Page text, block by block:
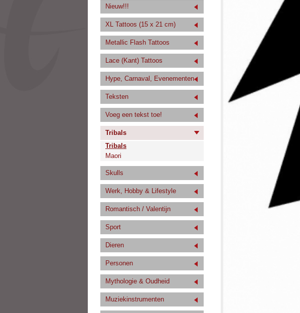
Nieuw!!!
XL Tattoos (15 x 21 cm)
Metallic Flash Tattoos
Lace (Kant) Tattoos
Hype, Carnaval, Evenementen
Teksten
Voeg een tekst toe!
Tribals
Tribals
Maori
Skulls
Werk, Hobby & Lifestyle
Romantisch / Valentijn
Sport
Dieren
Personen
Mythologie & Oudheid
Muziekinstrumenten